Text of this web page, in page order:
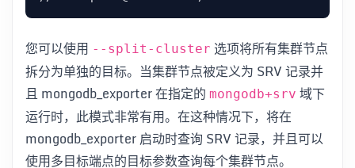
您可以使用 --split-cluster 选项将所有集群节点
拆分为单独的目标。当集群节点被定义为 SRV 记录并
且 mongodb_exporter 在指定的 mongodb+srv 域下
运行时，此模式非常有用。在这种情况下，将在
mongodb_exporter 启动时查询 SRV 记录，并且可以
使用多目标端点的目标参数查询每个集群节点。